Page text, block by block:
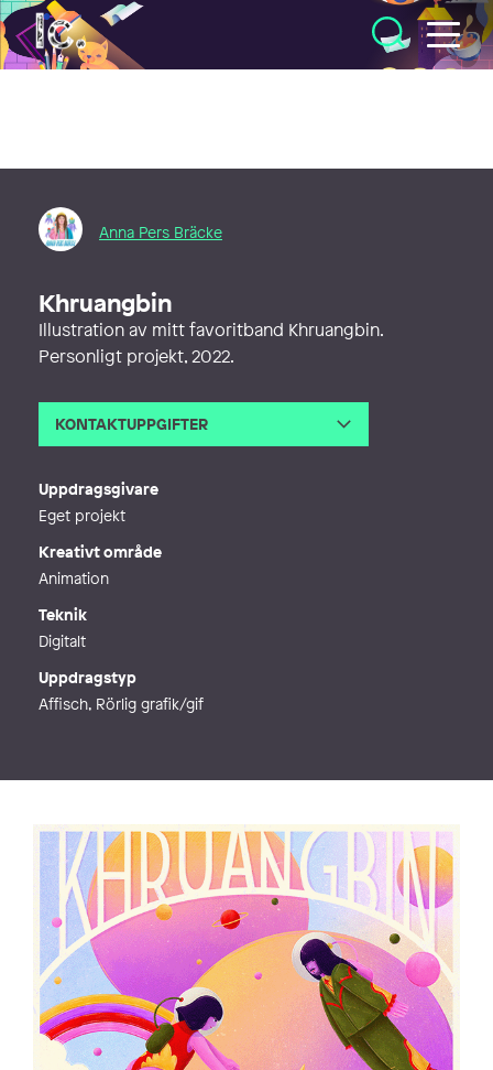
Illustratörcentrum
Anna Pers Bräcke
Khruangbin
Illustration av mitt favoritband Khruangbin.
Personligt projekt, 2022.
KONTAKTUPPGIFTER
Uppdragsgivare
Eget projekt
Kreativt område
Animation
Teknik
Digitalt
Uppdragstyp
Affisch, Rörlig grafik/gif